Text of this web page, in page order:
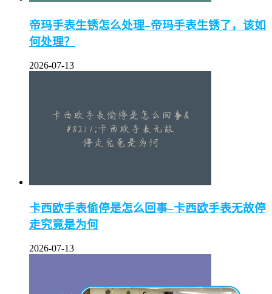
帝玛手表生锈怎么处理–帝玛手表生锈了，该如
何处理？
2026-07-13
卡西欧手表偷停是怎么回事–卡西欧手表无故停
走究竟是为何
2026-07-13